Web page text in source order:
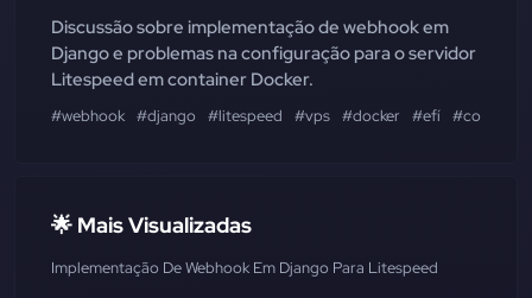
Discussão sobre implementação de webhook em
Django e problemas na configuração para o servidor
Litespeed em container Docker.
#webhook #django #litespeed #vps #docker #efí
🌟 Mais Visualizadas
Implementação De Webhook Em Django Para Litespeed